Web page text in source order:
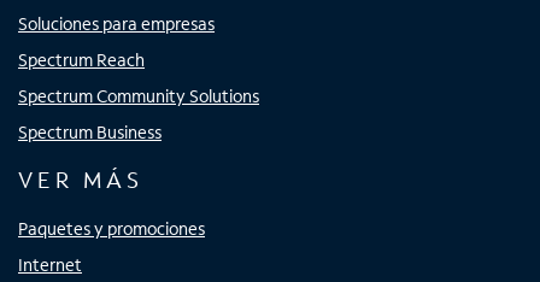
Soluciones para empresas
Spectrum Reach
Spectrum Community Solutions
Spectrum Business
VER MÁS
Paquetes y promociones
Internet